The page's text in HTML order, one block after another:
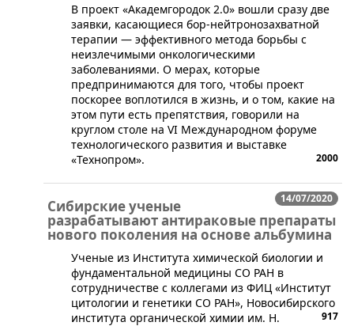
В проект «Академгородок 2.0» вошли сразу две
заявки, касающиеся бор-нейтронозахватной
терапии — эффективного метода борьбы с
неизлечимыми онкологическими
заболеваниями. О мерах, которые
предпринимаются для того, чтобы проект
поскорее воплотился в жизнь, и о том, какие на
этом пути есть препятствия, говорили на
круглом столе на VI Международном форуме
технологического развития и выставке
«Технопром».
2000
14/07/2020
Сибирские ученые
разрабатывают антираковые препараты
нового поколения на основе альбумина
​Ученые из Института химической биологии и
фундаментальной медицины СО РАН в
сотрудничестве с коллегами из ФИЦ «Институт
цитологии и генетики СО РАН», Новосибирского
института органической химии им. Н.
917